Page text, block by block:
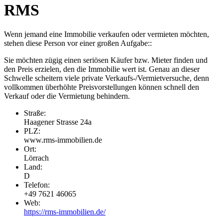
RMS
Wenn jemand eine Immobilie verkaufen oder vermieten möchten,
stehen diese Person vor einer großen Aufgabe::
Sie möchten zügig einen seriösen Käufer bzw. Mieter finden und
den Preis erzielen, den die Immobilie wert ist. Genau an dieser
Schwelle scheitern viele private Verkaufs-/Vermietversuche, denn
vollkommen überhöhte Preisvorstellungen können schnell den
Verkauf oder die Vermietung behindern.
Straße:
Haagener Strasse 24a
PLZ:
www.rms-immobilien.de
Ort:
Lörrach
Land:
D
Telefon:
+49 7621 46065
Web:
https://rms-immobilien.de/